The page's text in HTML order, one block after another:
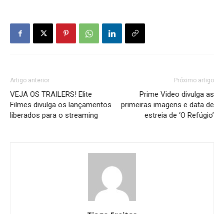
Artigo anterior
VEJA OS TRAILERS! Elite
Filmes divulga os lançamentos
liberados para o streaming
Próximo artigo
Prime Video divulga as
primeiras imagens e data de
estreia de ‘O Refúgio’